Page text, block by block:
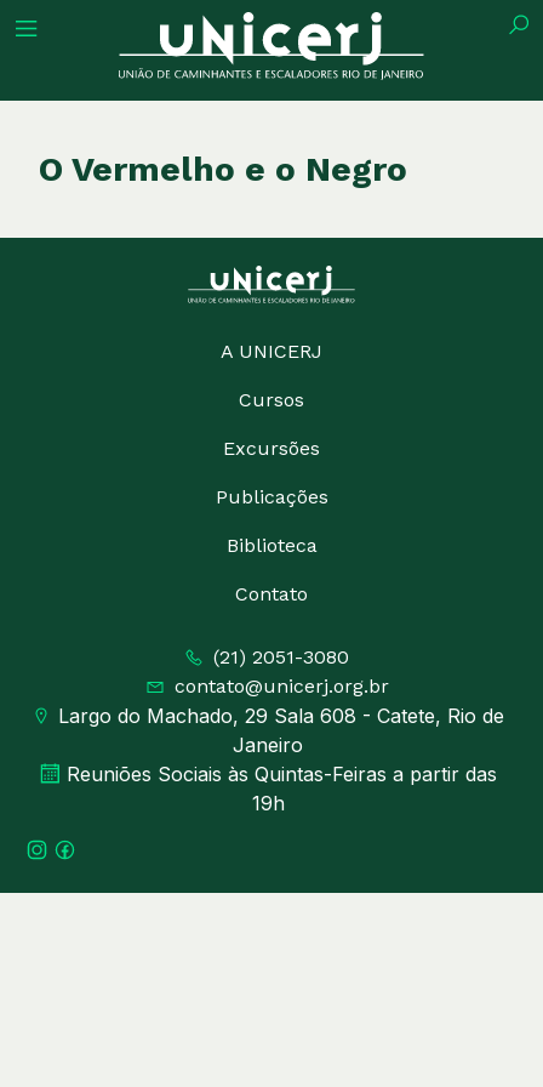
O Vermelho e o Negro
A UNICERJ
Cursos
Excursões
Publicações
Biblioteca
Contato
(21) 2051-3080
contato@unicerj.org.br
Largo do Machado, 29 Sala 608 - Catete, Rio de
Janeiro
Reuniões Sociais às Quintas-Feiras a partir das
19h